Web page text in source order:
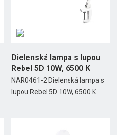
Dielenská lampa s lupou
Rebel 5D 10W, 6500 K
NAR0461-2 Dielenská lampa s
lupou Rebel 5D 10W, 6500 K